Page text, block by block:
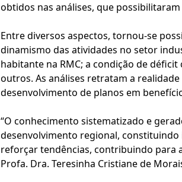
obtidos nas análises, que
Entre diversos aspectos, tornou-se
dinamismo das atividades no setor
habitante na RMC; a condição de
outros. As análises retratam a
desenvolvimento de planos em
“O conhecimento sistematizado e
desenvolvimento regional,
reforçar tendências, contribuindo para
Profa. Dra. Teresinha Cristiane de